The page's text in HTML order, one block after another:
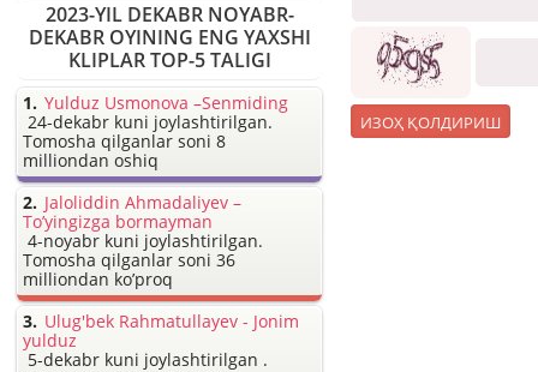
2023-YIL DEKABR NOYABR-
DEKABR OYINING ENG YAXSHI
KLIPLAR TOP-5 TALIGI
Yulduz Usmonova –Senmiding
24-dekabr kuni joylashtirilgan.
Tomosha qilganlar soni 8
milliondan oshiq
Jaloliddin Ahmadaliyev –
To’yingizga bormayman
4-noyabr kuni joylashtirilgan.
Tomosha qilganlar soni 36
milliondan ko’proq
Ulug'bek Rahmatullayev - Jonim
yulduz
5-dekabr kuni joylashtirilgan .